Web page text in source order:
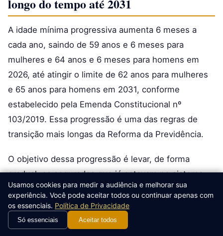
longo do tempo até 2031
A idade mínima progressiva aumenta 6 meses a
cada ano, saindo de 59 anos e 6 meses para
mulheres e 64 anos e 6 meses para homens em
2026, até atingir o limite de 62 anos para mulheres
e 65 anos para homens em 2031, conforme
estabelecido pela Emenda Constitucional nº
103/2019. Essa progressão é uma das regras de
transição mais longas da Reforma da Previdência.
O objetivo dessa progressão é levar, de forma
gradual, os segurados que já estavam no sistema
antes de 2019 para uma idade de aposentadoria
mais próxima das novas regras permanentes. É um
ajuste que busca equilíbrio financeiro para a
Usamos cookies para medir a audiência e melhorar sua
experiência. Você pode aceitar todos ou continuar apenas com
os essenciais. Política de Privacidade
Só essenciais Aceitar todos